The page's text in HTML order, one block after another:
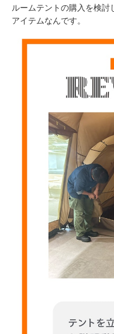
ルームテントの購入を検討
アイテムなんです。